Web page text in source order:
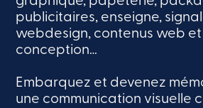
publicitaires, enseigne,
webdesign, contenus web
conception…
Embarquez et devenez
une communication visuelle